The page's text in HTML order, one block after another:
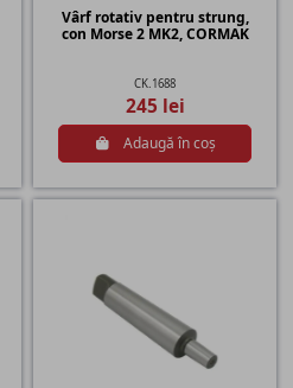
Vârf rotativ pentru strung,
con Morse 2 MK2, CORMAK
CK.1688
245 lei
Adaugă în coș